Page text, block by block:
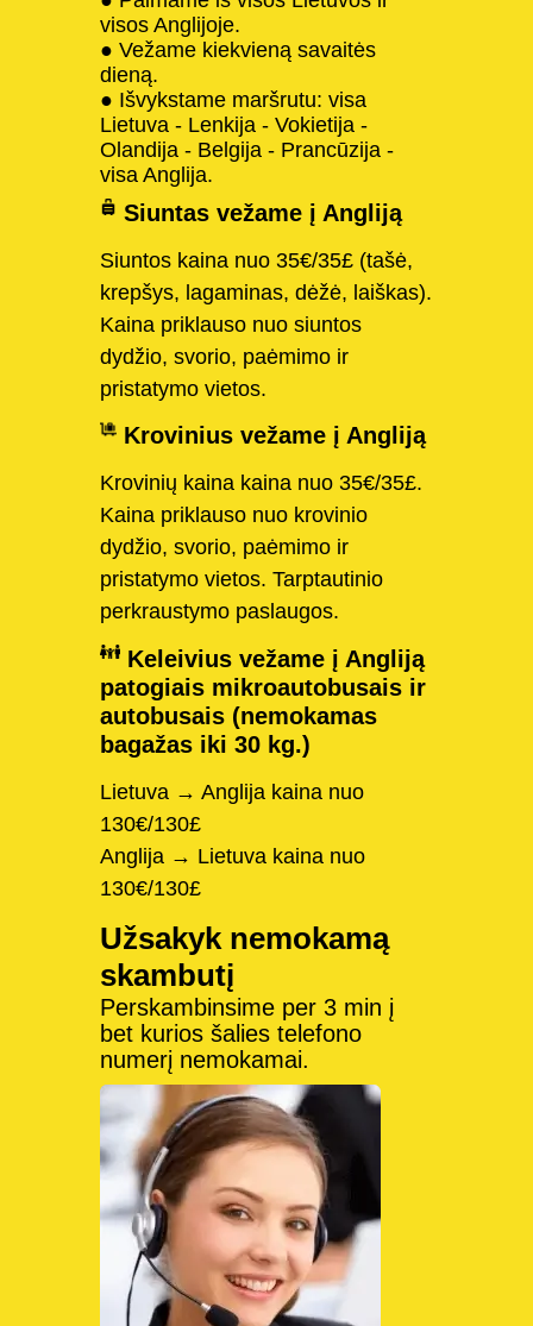
visos Anglijoje.
● Vežame kiekvieną savaitės
dieną.
● Išvykstame maršrutu: visa
Lietuva - Lenkija - Vokietija -
Olandija - Belgija - Prancūzija -
visa Anglija.
Siuntas vežame į Angliją
Siuntos kaina nuo 35€/35£ (tašė,
krepšys, lagaminas, dėžė, laiškas).
Kaina priklauso nuo siuntos
dydžio, svorio, paėmimo ir
pristatymo vietos.
Krovinius vežame į Angliją
Krovinių kaina kaina nuo 35€/35£.
Kaina priklauso nuo krovinio
dydžio, svorio, paėmimo ir
pristatymo vietos. Tarptautinio
perkraustymo paslaugos.
Keleivius vežame į Angliją
patogiais mikroautobusais ir
autobusais (nemokamas
bagažas iki 30 kg.)
Lietuva → Anglija kaina nuo
130€/130£
Anglija → Lietuva kaina nuo
130€/130£
Užsakyk nemokamą
skambutį
Perskambinsime per 3 min į
bet kurios šalies telefono
numerį nemokamai.